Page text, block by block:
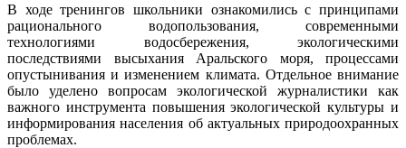
В ходе тренингов школьники ознакомились с принципами
рационального водопользования, современными
технологиями водосбережения, экологическими
последствиями высыхания Аральского моря, процессами
опустынивания и изменением климата. Отдельное внимание
было уделено вопросам экологической журналистики как
важного инструмента повышения экологической культуры и
информирования населения об актуальных природоохранных
проблемах.